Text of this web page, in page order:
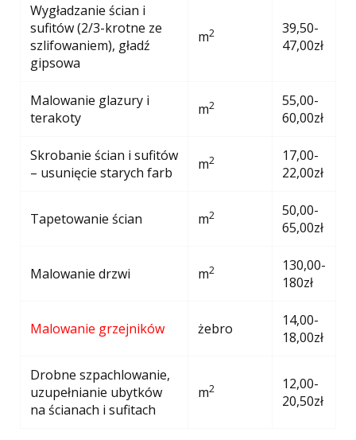
Wygładzanie ścian i
sufitów (2/3-krotne ze
szlifowaniem), gładź
gipsowa
m2
39,50-
47,00zł
Malowanie glazury i
terakoty
m2
55,00-
60,00zł
Skrobanie ścian i sufitów
– usunięcie starych farb
m2
17,00-
22,00zł
Tapetowanie ścian m2
50,00-
65,00zł
Malowanie drzwi m2
130,00-
180zł
Malowanie grzejników żebro
14,00-
18,00zł
Drobne szpachlowanie,
uzupełnianie ubytków
na ścianach i sufitach
m2
12,00-
20,50zł